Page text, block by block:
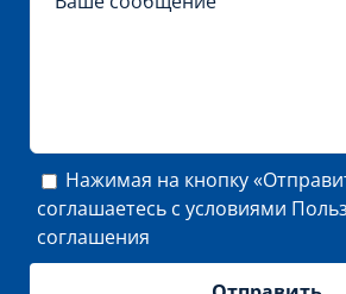
Нажимая на кнопку
соглашаетесь с условиями
соглашения